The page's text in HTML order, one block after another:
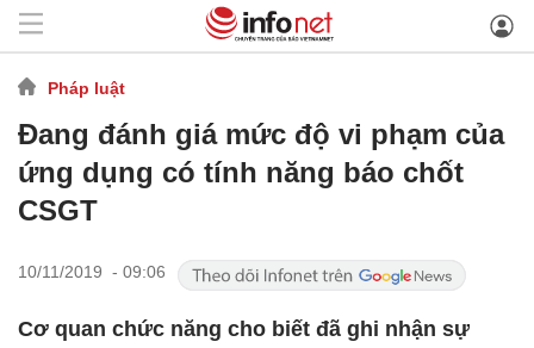
Pháp luật
Đang đánh giá mức độ vi phạm của
ứng dụng có tính năng báo chốt
CSGT
10/11/2019 - 09:06
Cơ quan chức năng cho biết đã ghi nhận sự